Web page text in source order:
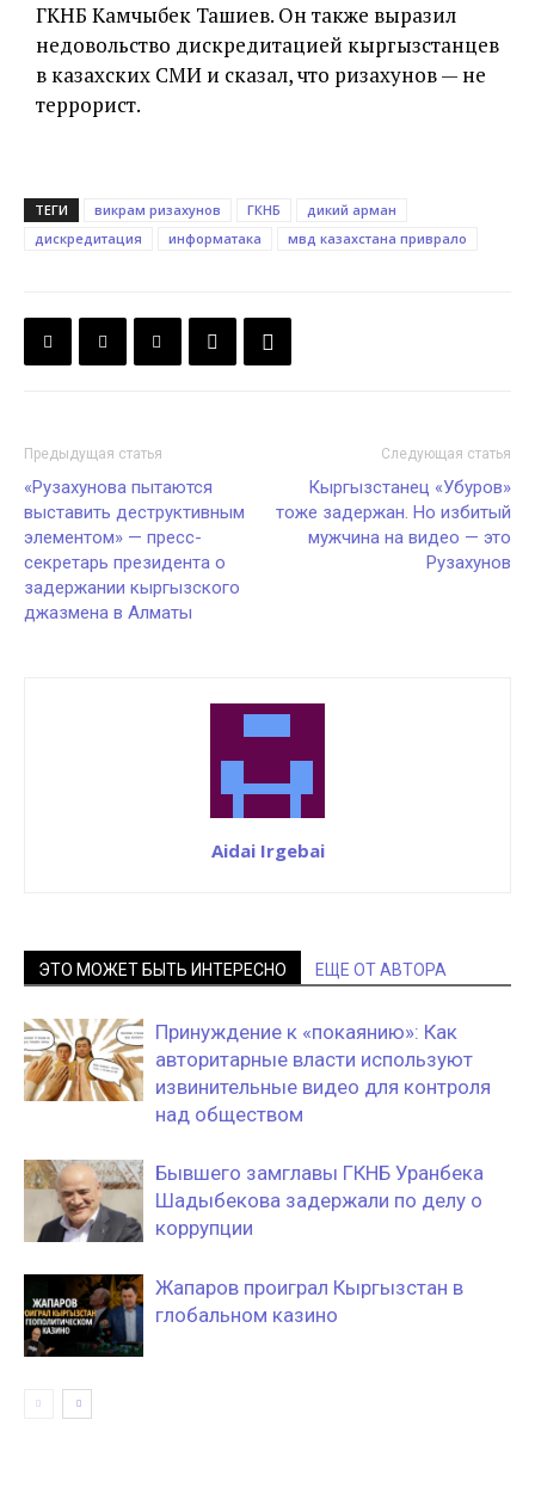
ГКНБ Камчыбек Ташиев. Он также выразил
недовольство дискредитацией кыргызстанцев
в казахских СМИ и сказал, что ризахунов — не
террорист.
ТЕГИ викрам ризахунов ГКНБ
дикий арман
дискредитация
информатака мвд казахстана приврало
Предыдущая статья
«Рузахунова пытаются
выставить деструктивным
элементом» — пресс-
секретарь президента о
задержании кыргызского
джазмена в Алматы
Следующая статья
Кыргызстанец «Убуров»
тоже задержан. Но избитый
мужчина на видео — это
Рузахунов
Aidai Irgebai
ЭТО МОЖЕТ БЫТЬ ИНТЕРЕСНО ЕЩЕ ОТ АВТОРА
Принуждение к «покаянию»: Как
авторитарные власти используют
извинительные видео для контроля
над обществом
Бывшего замглавы ГКНБ Уранбека
Шадыбекова задержали по делу о
коррупции
Жапаров проиграл Кыргызстан в
глобальном казино